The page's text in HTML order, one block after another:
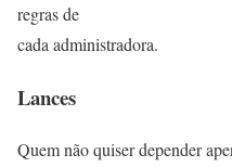
regras de
cada administradora.
Lances
Quem não quiser depender